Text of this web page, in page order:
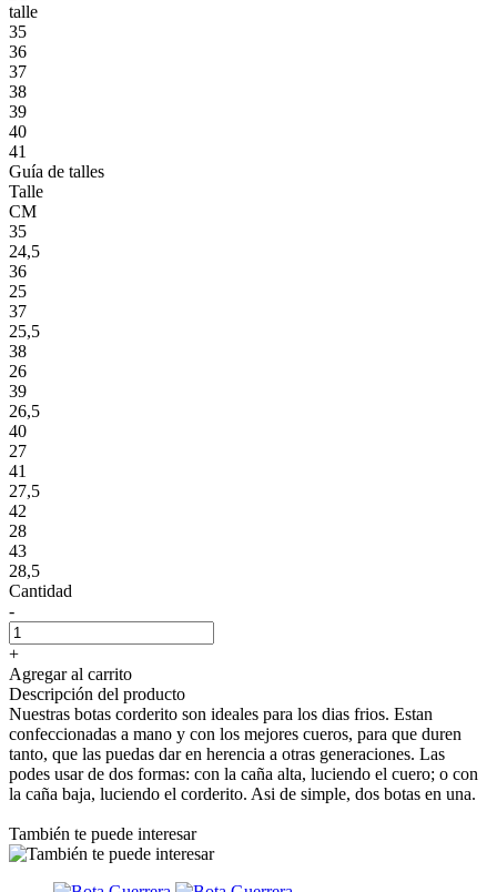
talle
35
36
37
38
39
40
41
Guía de talles
Talle
CM
35
24,5
36
25
37
25,5
38
26
39
26,5
40
27
41
27,5
42
28
43
28,5
Cantidad
-
+
Agregar al carrito
Descripción del producto
Nuestras botas corderito son ideales para los dias frios. Estan
confeccionadas a mano y con los mejores cueros, para que duren
tanto, que las puedas dar en herencia a otras generaciones. Las
podes usar de dos formas: con la caña alta, luciendo el cuero; o con
la caña baja, luciendo el corderito. Asi de simple, dos botas en una.
También te puede interesar